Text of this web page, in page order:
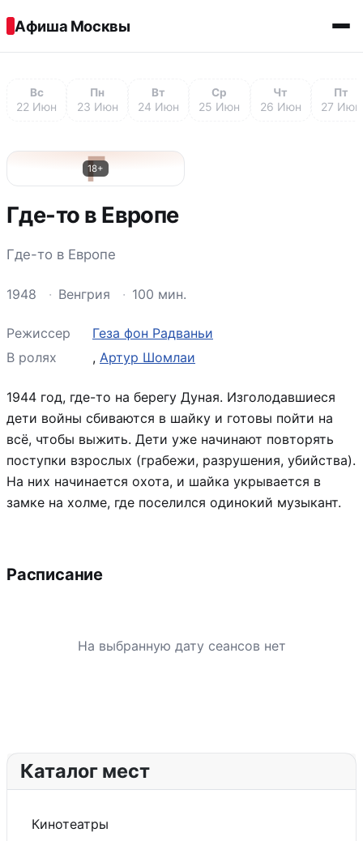
Афиша Москвы
Вс
22 Июн
Пн
23 Июн
Вт
24 Июн
Ср
25 Июн
Чт
26 Июн
Пт
27 Июн
Г
18+
Где-то в Европе
Где-то в Европе
1948 · Венгрия · 100 мин.
Режиссер
Геза фон Радваньи
В ролях
, Артур Шомлаи
1944 год, где-то на берегу Дуная. Изголодавшиеся
дети войны сбиваются в шайку и готовы пойти на
всё, чтобы выжить. Дети уже начинают повторять
поступки взрослых (грабежи, разрушения, убийства).
На них начинается охота, и шайка укрывается в
замке на холме, где поселился одинокий музыкант.
Расписание
На выбранную дату сеансов нет
Каталог мест
Кинотеатры